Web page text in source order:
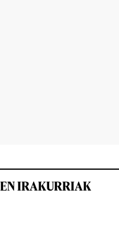
IRAKURRIAK